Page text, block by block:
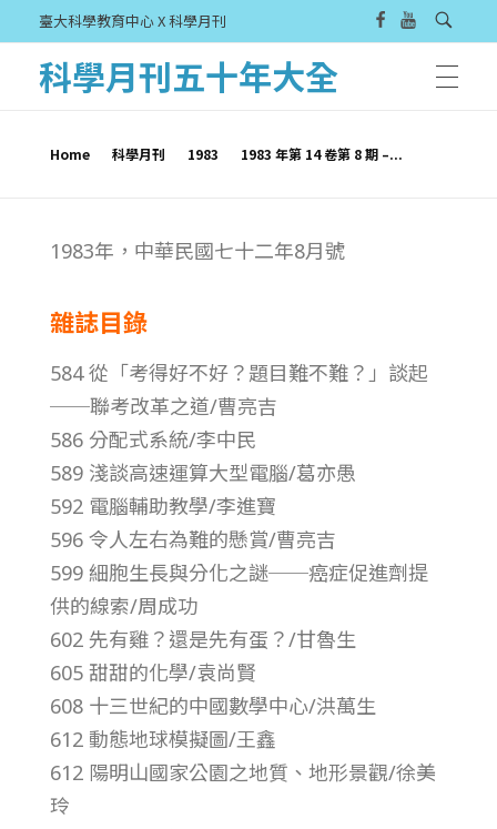
臺大科學教育中心 X 科學月刊
科學月刊五十年大全
Home 科學月刊 1983 1983 年第 14 卷第 8 期 –...
1
8
3
年
第
1
4
卷
第
1983年，中華民國七十二年8月號
雜誌目錄
584 從「考得好不好？題目難不難？」談起
──聯考改革之道/曹亮吉
586 分配式系統/李中民
589 淺談高速運算大型電腦/葛亦愚
592 電腦輔助教學/李進寶
596 令人左右為難的懸賞/曹亮吉
599 細胞生長與分化之謎──癌症促進劑提
供的線索/周成功
602 先有雞？還是先有蛋？/甘魯生
605 甜甜的化學/袁尚賢
608 十三世紀的中國數學中心/洪萬生
612 動態地球模擬圖/王鑫
612 陽明山國家公園之地質、地形景觀/徐美
玲